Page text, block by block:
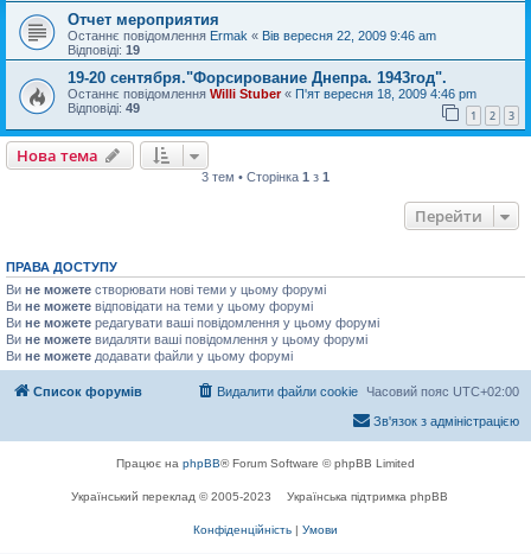
Отчет мероприятия
Останнє повідомлення Ermak « Вів вересня 22, 2009 9:46 am
Відповіді: 19
19-20 сентября."Форсирование Днепра. 1943год".
Останнє повідомлення Willi Stuber« П'ят вересня 18, 2009 4:46 pm
Відповіді: 49 1 2 3
Нова тема
3 тем • Сторінка 1 з 1
Перейти
ПРАВА ДОСТУПУ
Ви не можете створювати нові теми у цьому форумі
Ви не можете відповідати на теми у цьому форумі
Ви не можете редагувати ваші повідомлення у цьому форумі
Ви не можете видаляти ваші повідомлення у цьому форумі
Ви не можете додавати файли у цьому форумі
Список форумів Часовий пояс UTC+02:00
Видалити файли cookie
Зв'язок з адміністрацією
Працює на phpBB® Forum Software © phpBB Limited
Український переклад © 2005-2023 Українська підтримка phpBB
Конфіденційність | Умови